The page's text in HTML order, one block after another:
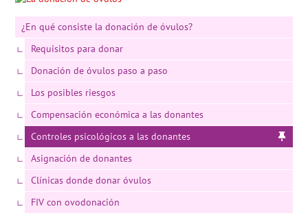
¿En qué consiste la donación de óvulos?
Requisitos para donar
Donación de óvulos paso a paso
Los posibles riesgos
Compensación económica a las donantes
Controles psicológicos a las donantes
Asignación de donantes
Clínicas donde donar óvulos
FIV con ovodonación